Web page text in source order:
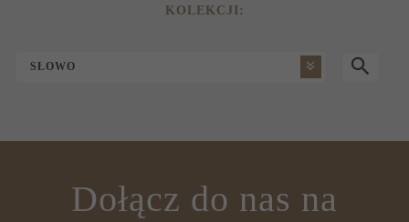
KOLEKCJI:
SŁOWO
Dołącz do nas na